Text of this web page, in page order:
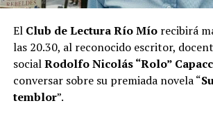
El Club de Lectura Río Míorecibirá
las 20.30, al reconocido escritor,
socialRodolfo Nicolás “Rolo”
conversar sobre su premiada novela “
temblor”.